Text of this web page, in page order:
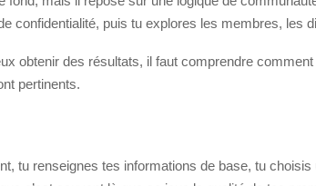
confidentialité, puis tu explores les membres, les
obtenir des résultats, il faut comprendre
pertinents.
tu renseignes tes informations de base, tu